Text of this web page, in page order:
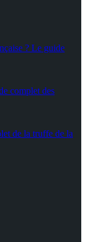
? Le guide
complet des
de la truffe de la